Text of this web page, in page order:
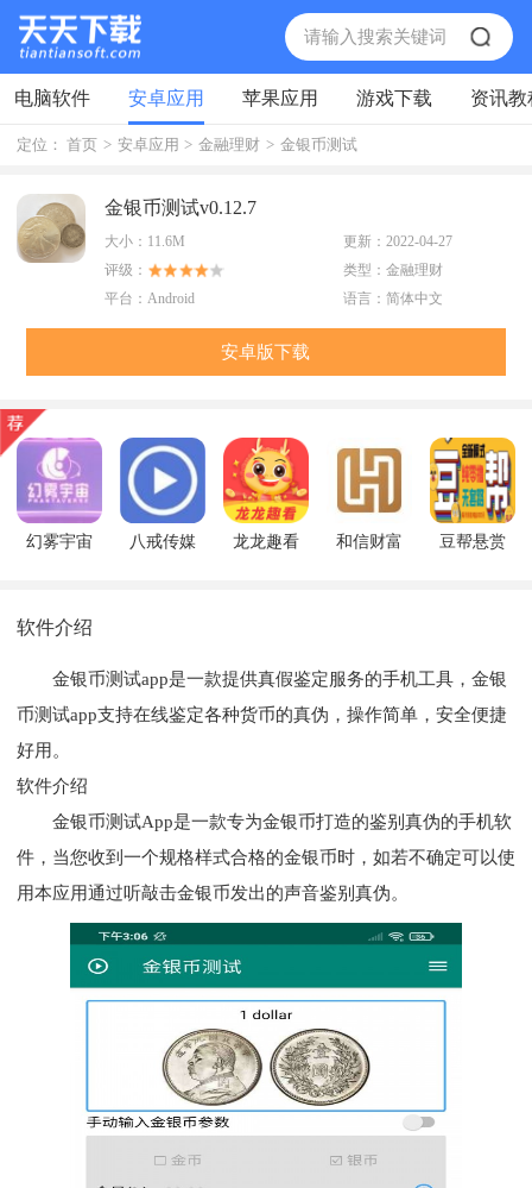
电脑软件 安卓应用 苹果应用 游戏下载 资讯教
定位： 首页 > 安卓应用 > 金融理财 > 金银币测试
金银币测试v0.12.7
大小： 11.6M 更新： 2022-04-27
评级：
类型： 金融理财
平台： Android 语言： 简体中文
安卓版下载
幻雾宇宙 八戒传媒 龙龙趣看 和信财富 豆帮悬赏
软件介绍
金银币测试app是一款提供真假鉴定服务的手机工具，金银
币测试app支持在线鉴定各种货币的真伪，操作简单，安全便捷
好用。
软件介绍
金银币测试App是一款专为金银币打造的鉴别真伪的手机软
件，当您收到一个规格样式合格的金银币时，如若不确定可以使
用本应用通过听敲击金银币发出的声音鉴别真伪。